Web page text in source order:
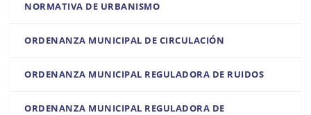
NORMATIVA DE URBANISMO
ORDENANZA MUNICIPAL DE CIRCULACIÓN
ORDENANZA MUNICIPAL REGULADORA DE RUIDOS
ORDENANZA MUNICIPAL REGULADORA DE